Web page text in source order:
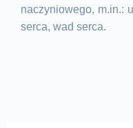
naczyniowego, m.in.:
serca, wad serca.